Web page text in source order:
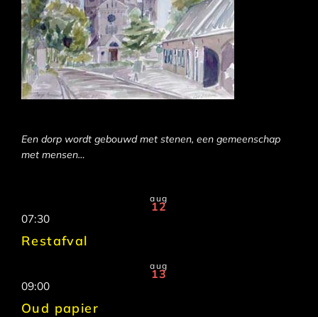
Een dorp wordt gebouwd met stenen, een gemeenschap
met mensen…
aug
12
07:30
Restafval
aug
13
09:00
Oud papier